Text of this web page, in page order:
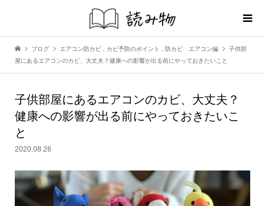
ブログ エアコン防カビ カビ予防のポイント 防カビ エアコン編
子供部
屋にあるエアコンのカビ、大丈夫？健康への影響が出る前にやっておきたいこと
子供部屋にあるエアコンのカビ、大丈夫？
健康への影響が出る前にやっておきたいこ
と
2020.08.26